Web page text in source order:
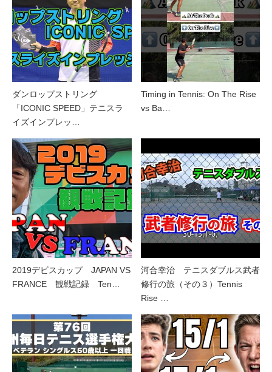
ダンロップストリング
「ICONIC SPEED」テニスラ
イズインプレッ…
Timing in Tennis: On The Rise
vs Ba…
2019デビスカップ JAPAN VS
FRANCE 観戦記録 Ten…
河合幸治 テニスダブルス武者
修行の旅（その３）Tennis
Rise …